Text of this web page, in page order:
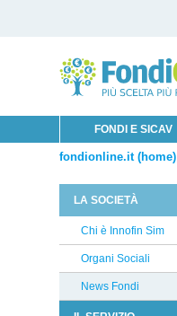
FONDI E SICAV
fondionline.it (home)
LA SOCIETÀ
Chi è Innofin Sim
Organi Sociali
News Fondi